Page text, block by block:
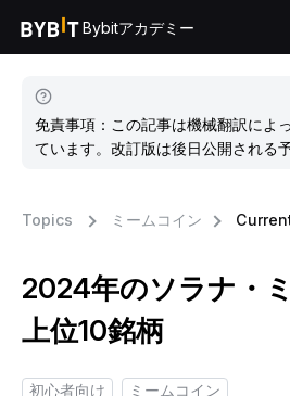
Bybitアカデミー
免責事項：この記事は機械翻訳によ
ています。改訂版は後日公開される予
Topics ミームコイン
2024年のソラナ・
上位10銘柄
初心者向け
ミームコイン